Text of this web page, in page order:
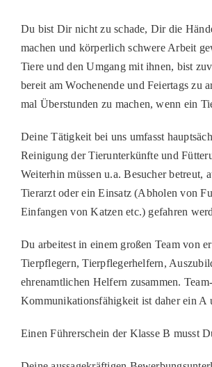
PATENSCHAFTEN
HELFER WERDEN
RATGEBER
Du bist Dir nicht zu schade, Dir die
machen und körperlich schwere Arbeit
Tiere und den Umgang mit ihnen, bist
bereit am Wochenende und Feiertags zu
mal Überstunden zu machen, wenn ein
Deine Tätigkeit bei uns umfasst
Reinigung der Tierunterkünfte und
Weiterhin müssen u.a. Besucher betreut,
Tierarzt oder ein Einsatz (Abholen von
Einfangen von Katzen etc.) gefahren
Du arbeitest in einem großen Team von
Tierpflegern, Tierpflegerhelfern,
ehrenamtlichen Helfern zusammen.
Kommunikationsfähigkeit ist daher ein A
Einen Führerschein der Klasse B musst